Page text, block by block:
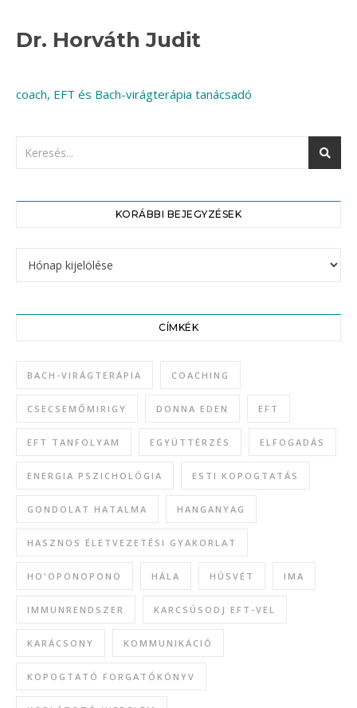
Dr. Horváth Judit
coach, EFT és Bach-virágterápia tanácsadó
KORÁBBI BEJEGYZÉSEK
CÍMKÉK
BACH-VIRÁGTERÁPIA COACHING
CSECSEMŐMIRIGY DONNA EDEN EFT
EFT TANFOLYAM EGYÜTTÉRZÉS ELFOGADÁS
ENERGIA PSZICHOLÓGIA ESTI KOPOGTATÁS
GONDOLAT HATALMA HANGANYAG
HASZNOS ÉLETVEZETÉSI GYAKORLAT
HO'OPONOPONO HÁLA HÚSVÉT IMA
IMMUNRENDSZER KARCSÚSODJ EFT-VEL
KARÁCSONY KOMMUNIKÁCIÓ
KOPOGTATÓ FORGATÓKÖNYV